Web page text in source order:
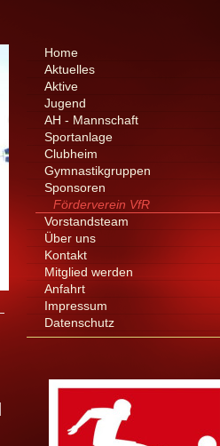
Home
Aktuelles
Aktive
Jugend
AH - Mannschaft
Sportanlage
Clubheim
Gymnastikgruppen
Sponsoren
Förderverein VfR
Vorstandsteam
Über uns
Kontakt
Mitglied werden
Anfahrt
Impressum
Datenschutz